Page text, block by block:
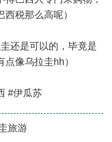
税那么高呢）
还是可以的，毕竟是
像乌拉圭hh）
#伊瓜苏
旅游